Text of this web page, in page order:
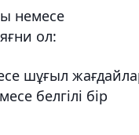
немесе
ол:
шұғыл
белгілі бір